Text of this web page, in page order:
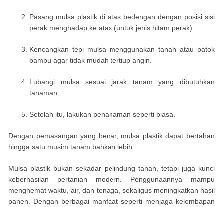
Pasang mulsa plastik di atas bedengan dengan posisi sisi
perak menghadap ke atas (untuk jenis hitam perak).
Kencangkan tepi mulsa menggunakan tanah atau patok
bambu agar tidak mudah tertiup angin.
Lubangi mulsa sesuai jarak tanam yang dibutuhkan
tanaman.
Setelah itu, lakukan penanaman seperti biasa.
Dengan pemasangan yang benar, mulsa plastik dapat bertahan
hingga satu musim tanam bahkan lebih.
Mulsa plastik bukan sekadar pelindung tanah, tetapi juga kunci
keberhasilan pertanian modern. Penggunaannya mampu
menghemat waktu, air, dan tenaga, sekaligus meningkatkan hasil
panen. Dengan berbagai manfaat seperti menjaga kelembapan